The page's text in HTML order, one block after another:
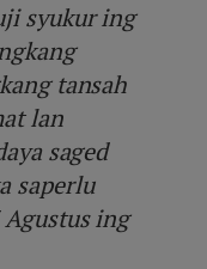
syukur ing
tansah
lan
saged
saperlu
ing